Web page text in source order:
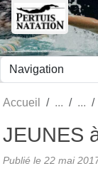
Accueil
JEUNES
Publié le 22 mai
Panneau de